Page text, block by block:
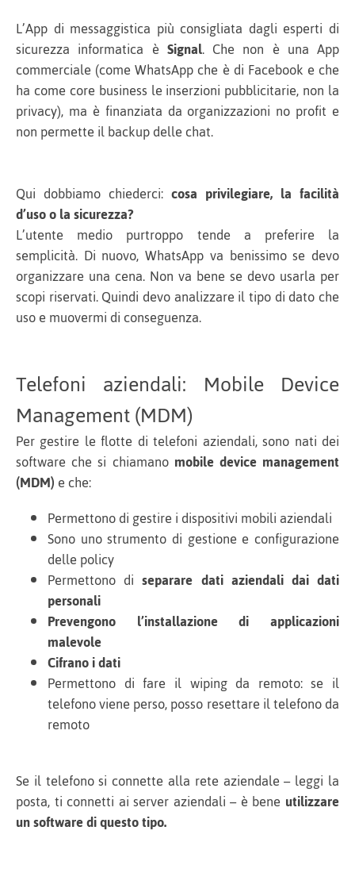
L’App di messaggistica più consigliata dagli esperti di
sicurezza informatica è Signal. Che non è una App
commerciale (come WhatsApp che è di Facebook e che
ha come core business le inserzioni pubblicitarie, non la
privacy), ma è finanziata da organizzazioni no profit e
non permette il backup delle chat.
Qui dobbiamo chiederci: cosa privilegiare, la facilità
d’uso o la sicurezza?
L’utente medio purtroppo tende a preferire la
semplicità. Di nuovo, WhatsApp va benissimo se devo
organizzare una cena. Non va bene se devo usarla per
scopi riservati. Quindi devo analizzare il tipo di dato che
uso e muovermi di conseguenza.
Telefoni aziendali: Mobile Device
Management (MDM)
Per gestire le flotte di telefoni aziendali, sono nati dei
software che si chiamano mobile device management
(MDM)e che:
Permettono di gestire i dispositivi mobili aziendali
Sono uno strumento di gestione e configurazione
delle policy
Permettono diseparare dati aziendali dai dati
personali
Prevengono l’installazione di applicazioni
malevole
Cifrano i dati
Permettono di fare il wiping da remoto: se il
telefono viene perso, posso resettare il telefono da
remoto
Se il telefono si connette alla rete aziendale – leggi la
posta, ti connetti ai server aziendali – è bene utilizzare
un software di questo tipo.